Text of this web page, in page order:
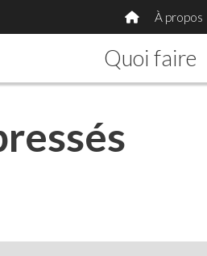
À propos
Quoi faire